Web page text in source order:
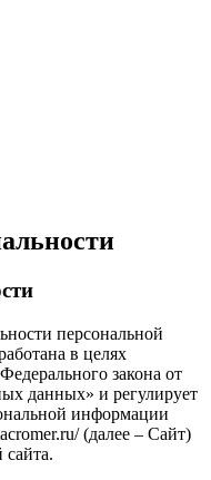
персональной
в целях
закона от
данных» и регулирует
информации
(далее – Сайт)